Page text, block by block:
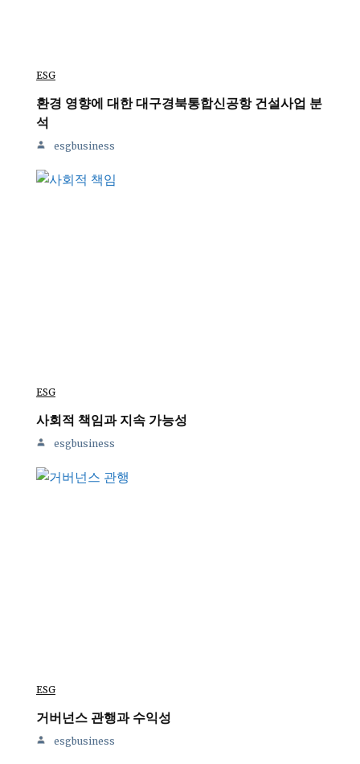
ESG
환경 영향에 대한 대구경북통합신공항 건설사업 분
석
esgbusiness
ESG
사회적 책임과 지속 가능성
esgbusiness
ESG
거버넌스 관행과 수익성
esgbusiness